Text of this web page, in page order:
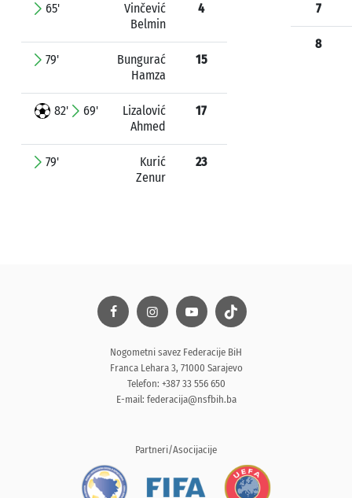
65'
Vinčević
Belmin
4
79'
Bungurać
Hamza
15
82' 69'
Lizalović
Ahmed
17
79'
Kurić
Zenur
23
7
8
Nogometni savez Federacije BiH
Franca Lehara 3, 71000 Sarajevo
Telefon: +387 33 556 650
E-mail: federacija@nsfbih.ba
Partneri/Asocijacije